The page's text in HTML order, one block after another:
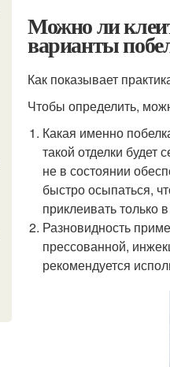
Можно ли
варианты
Как показывает
Чтобы определить,
Какая именно
такой отделки
не в состоянии
быстро осыпаться,
приклеивать только
Разновидность
прессованной,
рекомендуется